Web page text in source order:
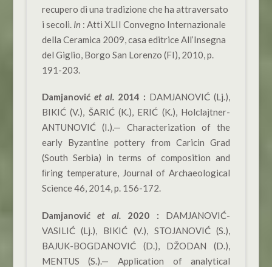
recupero di una tradizione che ha attraversato
i secoli. In : Atti XLII Convegno Internazionale
della Ceramica 2009, casa editrice All’Insegna
del Giglio, Borgo San Lorenzo (FI), 2010, p.
191-203.
Damjanović et al. 2014 : DAMJANOVIĆ (Lj.),
BIKIĆ (V.), ŠARIĆ (K.), ERIĆ (K.), Holclajtner-
ANTUNOVIĆ (I.).— Characterization of the
early Byzantine pottery from Caricin Grad
(South Serbia) in terms of composition and
ﬁring temperature, Journal of Archaeological
Science 46, 2014, p. 156-172.
Damjanovićet al. 2020 : DAMJANOVIĆ-
VASILIĆ (Lj.), BIKIĆ (V.), STOJANOVIĆ (S.),
BAJUK-BOGDANOVIĆ (D.), DŽODAN (D.),
MENTUS (S.).— Application of analytical